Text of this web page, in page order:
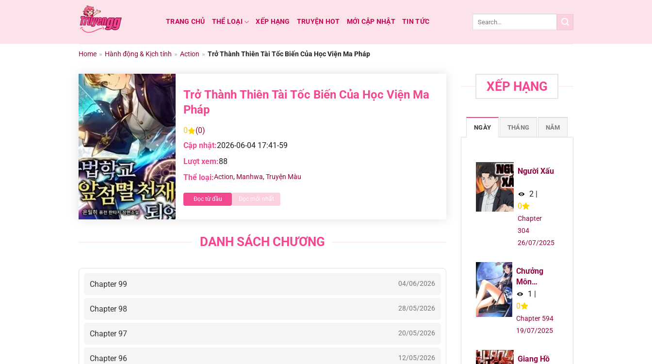
dung
TRANG CHỦ THỂ LOẠI XẾP HẠNG TRUYỆN HOT MỚI CẬP NHẬT TIN TỨC
Home » Hành động & Kịch tính » Action » Trở Thành Thiên Tài Tốc Biến Của Học Viện Ma Pháp
Trở Thành Thiên Tài Tốc Biến Của Học Viện Ma
Pháp
0
(0)
Cập nhật:2026-06-04 17:41-59
Lượt xem:88
Thể loại:Action, Manhwa,Truyện Màu
Đọc từ đầu Đọc mới nhất
DANH SÁCH CHƯƠNG
Chapter 99 04/06/2026
Chapter 98 28/05/2026
Chapter 97 20/05/2026
Chapter 96 12/05/2026
XẾP HẠNG
NGÀY THÁNG NĂM
Người Xấu
2 |
0
Chapter
304
26/07/2025
Chưởng
Môn
Khiêm Tốn
Chút
1 |
0
Chapter 594
19/07/2025
Giang Hồ